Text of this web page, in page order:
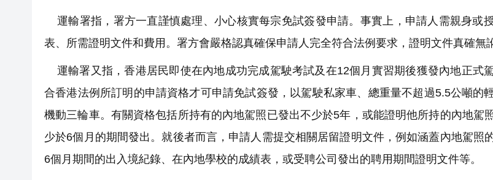
運輸署指，署方一直謹慎處理、小心核實每宗免試簽發申請。事實上，申請人需親身或
表、所需證明文件和費用。署方會嚴格認真確保申請人完全符合法例要求，證明文件真確無
運輸署又指，香港居民即使在內地成功完成駕駛考試及在12個月實習期後獲發內地正式
合香港法例所訂明的申請資格才可申請免試簽發，以駕駛私家車、總重量不超過5.5公噸的
機動三輪車。有關資格包括所持有的內地駕照已發出不少於5年，或能證明他所持的內地駕
少於6個月的期間發出。就後者而言，申請人需提交相關居留證明文件，例如涵蓋內地駕照
6個月期間的出入境紀錄、在內地學校的成績表，或受聘公司發出的聘用期間證明文件等。